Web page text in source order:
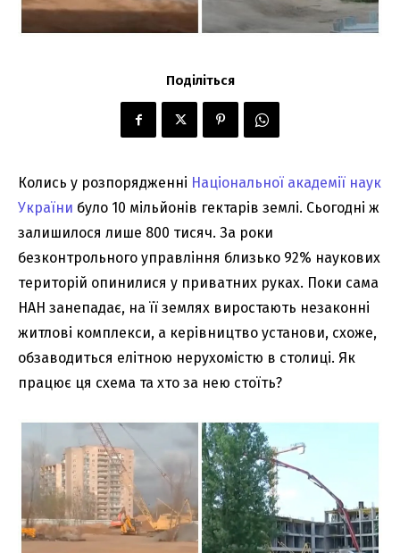
Поділіться
Колись у розпорядженні Національної академії наук
України було 10 мільйонів гектарів землі. Сьогодні ж
залишилося лише 800 тисяч. За роки
безконтрольного управління близько 92% наукових
територій опинилися у приватних руках. Поки сама
НАН занепадає, на її землях виростають незаконні
житлові комплекси, а керівництво установи, схоже,
обзаводиться елітною нерухомістю в столиці. Як
працює ця схема та хто за нею стоїть?